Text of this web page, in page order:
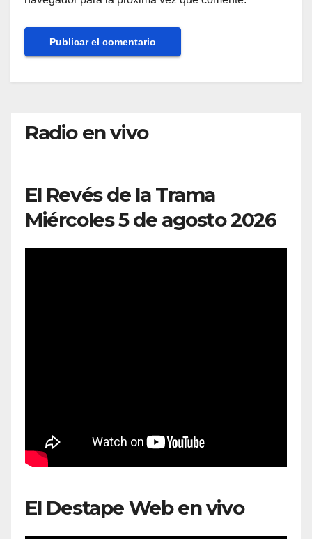
Radio en vivo
El Revés de la Trama
Miércoles 5 de agosto 2026
El Destape Web en vivo